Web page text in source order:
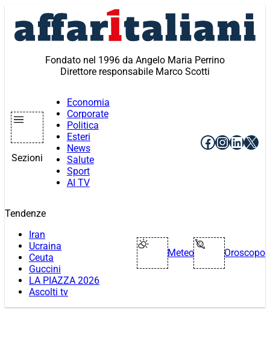
contenuto
Fondato nel 1996 da Angelo Maria Perrino
Direttore responsabile Marco Scotti
Sezioni
Economia
Corporate
Politica
Esteri
News
Salute
Sport
AI TV
Facebook
X
Tendenze
Iran
Ucraina
Ceuta
Guccini
LA PIAZZA 2026
Ascolti tv
Meteo Oroscopo